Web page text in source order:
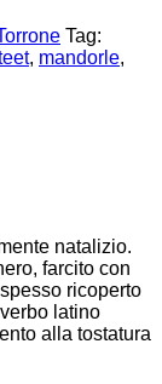
Tag:
, mandorle,
natalizio.
farcito con
ricoperto
latino
alla tostatura